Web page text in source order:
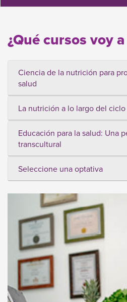
¿Qué cursos voy
Ciencia de la nutrición para
salud
La nutrición a lo largo del
Educación para la salud: Una
transcultural
Seleccione una optativa